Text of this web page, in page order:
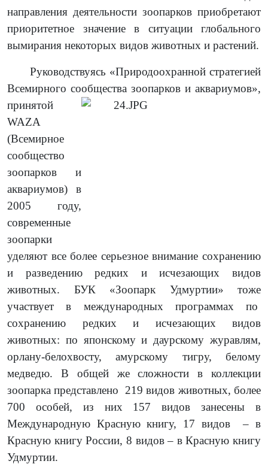
направления деятельности зоопарков приобретают
приоритетное значение в ситуации глобального
вымирания некоторых видов животных и растений.
Руководствуясь «Природоохранной стратегией
Всемирного сообщества зоопарков и аквариумов»,
принятой
WAZA
(Всемирное
сообщество
зоопарков и
аквариумов) в
2005 году,
современные
зоопарки
уделяют все более серьезное внимание сохранению
и разведению редких и исчезающих видов
животных. БУК «Зоопарк Удмуртии» тоже
участвует в международных программах по
сохранению редких и исчезающих видов
животных: по японскому и даурскому журавлям,
орлану-белохвосту, амурскому тигру, белому
медведю. В общей же сложности в коллекции
зоопарка представлено 219 видов животных, более
700 особей, из них 157 видов занесены в
Международную Красную книгу, 17 видов – в
Красную книгу России, 8 видов – в Красную книгу
Удмуртии.